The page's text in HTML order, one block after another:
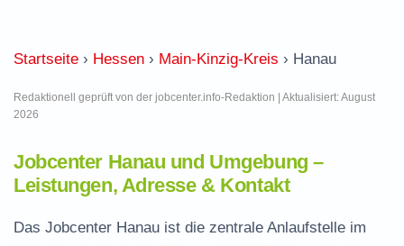
Startseite › Hessen › Main-Kinzig-Kreis › Hanau
Redaktionell geprüft von der jobcenter.info-Redaktion | Aktualisiert: August
2026
Jobcenter Hanau und Umgebung –
Leistungen, Adresse & Kontakt
Das Jobcenter Hanau ist die zentrale Anlaufstelle im